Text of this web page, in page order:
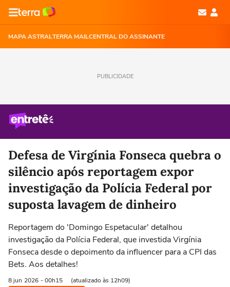
MAPA ASTRALTERRA MAILCENTRAL DO ASSINANTE
PUBLICIDADE
Defesa de Virgínia Fonseca quebra o
silêncio após reportagem expor
investigação da Polícia Federal por
suposta lavagem de dinheiro
Reportagem do 'Domingo Espetacular' detalhou
investigação da Polícia Federal, que investida Virgínia
Fonseca desde o depoimento da influencer para a CPI das
Bets. Aos detalhes!
8 jun 2026 - 00h15 (atualizado às 12h09)